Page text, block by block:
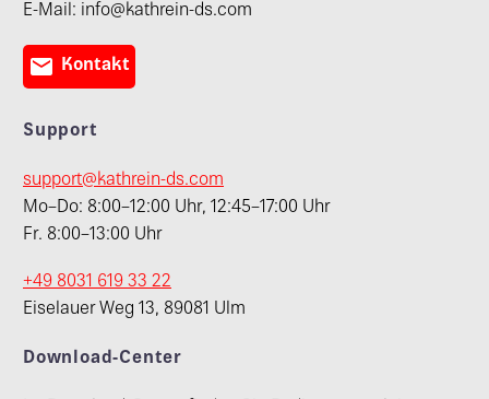
E-Mail: info@kathrein-ds.com
 Kontakt
Support
support@kathrein-ds.com
Mo–Do: 8:00–12:00 Uhr, 12:45–17:00 Uhr
Fr. 8:00–13:00 Uhr
+49 8031 619 33 22
Eiselauer Weg 13, 89081 Ulm
Download-Center